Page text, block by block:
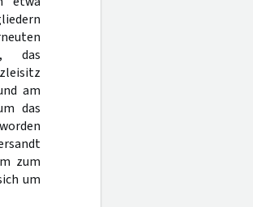
das
am
das
zum
um